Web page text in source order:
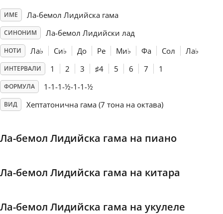
Français
한국어
ИМЕ Ла-бемол Лидийска гама
СИНОНИМ Ла-бемол Лидийски лад
НОТИ Ла♭ Си♭ До Ре Ми♭ Фа Сол Ла♭
ИНТЕРВАЛИ 1 2 3 ♯4 5 6 7 1
ФОРМУЛА 1-1-1-½-1-1-½
ВИД Хептатонична гама (7 тона на октава)
Ла-бемол Лидийска гама на пиано
Ла-бемол Лидийска гама на китара
Ла-бемол Лидийска гама на укулеле